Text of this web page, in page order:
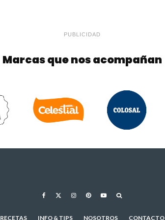
PUBLICIDAD
Marcas que nos acompañan
RECETAS INFO & TIPS NOSOTROS CONTACTO